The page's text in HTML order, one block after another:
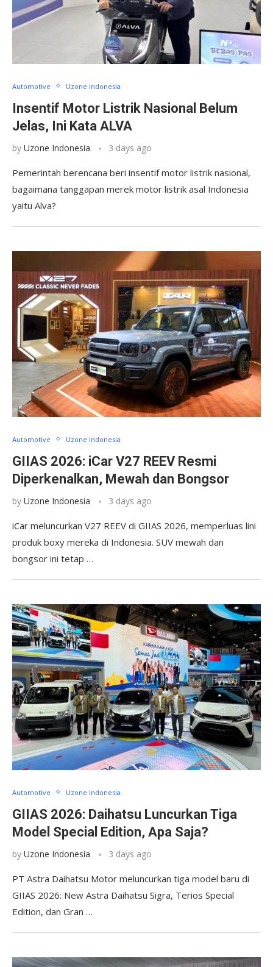
Automotive Uzone Indonesia
Insentif Motor Listrik Nasional Belum
Jelas, Ini Kata ALVA
by Uzone Indonesia 3 days ago
Pemerintah berencana beri insentif motor listrik nasional,
bagaimana tanggapan merek motor listrik asal Indonesia
yaitu Alva?
Automotive Uzone Indonesia
GIIAS 2026: iCar V27 REEV Resmi
Diperkenalkan, Mewah dan Bongsor
by Uzone Indonesia 3 days ago
iCar meluncurkan V27 REEV di GIIAS 2026, memperluas lini
produk boxy mereka di Indonesia. SUV mewah dan
bongsor ini tetap …
Automotive Uzone Indonesia
GIIAS 2026: Daihatsu Luncurkan Tiga
Model Special Edition, Apa Saja?
by Uzone Indonesia 3 days ago
PT Astra Daihatsu Motor meluncurkan tiga model baru di
GIIAS 2026: New Astra Daihatsu Sigra, Terios Special
Edition, dan Gran …